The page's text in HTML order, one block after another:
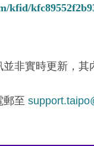
kfid/
並非實時更新，
郵至